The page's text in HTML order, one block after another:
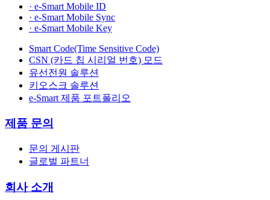
· e-Smart Mobile ID
· e-Smart Mobile Sync
· e-Smart Mobile Key
Smart Code(Time Sensitive Code)
CSN (카드 칩 시리얼 번호) 모드
유선전원 솔루션
키오스크 솔루션
e-Smart 제품 포트폴리오
제품 문의
문의 게시판
글로벌 파트너
회사 소개